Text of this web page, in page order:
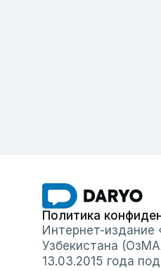
Политика
Интернет-издание
Узбекистана
13.03.2015 года